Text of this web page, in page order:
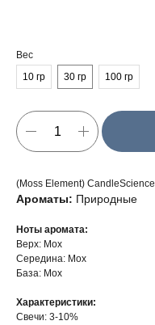
Вес
10 гр
30 гр 100 гр
(Moss Element) CandleScience
Ароматы: Природные
Ноты аромата:
Верх: Мох
Середина: Мох
База: Мох
Характеристики:
Свечи: 3-10%